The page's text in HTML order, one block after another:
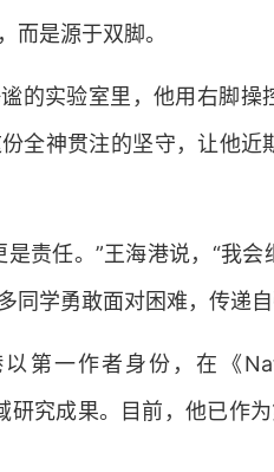
而是源于双脚。
的实验室里，他用右脚
全神贯注的坚守，让他
责任。”王海港说，“我
同学勇敢面对困难，传递
第一作者身份，在《
研究成果。目前，他已作